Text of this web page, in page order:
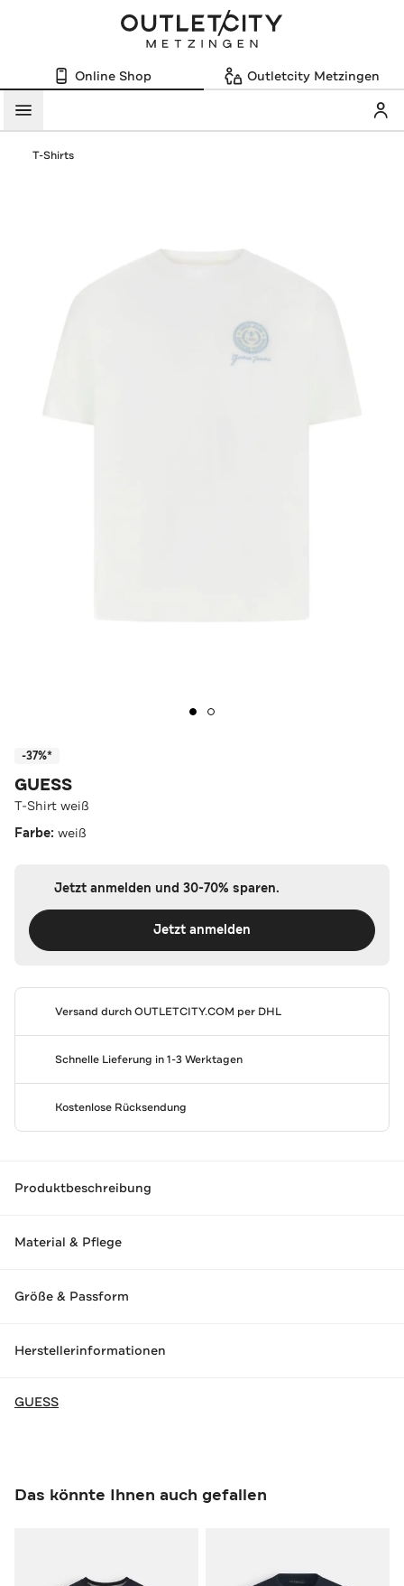
Online Shop Outletcity Metzingen
Menü
T-Shirts
-37%*
GUESS
T-Shirt weiß
Farbe: weiß
Jetzt anmelden und 30-70% sparen.
Jetzt anmelden
Versand durchOUTLETCITY.COM per DHL
Schnelle Lieferung in 1-3 Werktagen
Kostenlose Rücksendung
Produktbeschreibung
Material & Pflege
Größe & Passform
Herstellerinformationen
GUESS
Das könnte Ihnen auch gefallen